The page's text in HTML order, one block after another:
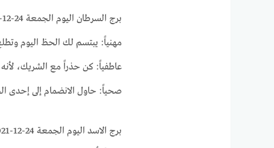
برج السرطان اليوم الجمعة 24-12-2021 ماغي فرح على الصعيد المهني و العاطفي والصحي
مهنياً: يبتسم لك الحظ اليوم
عاطفياً: كن حذراً مع الشريك،
صحياً: حاول الانضمام إلى إحدى
برج الاسد اليوم الجمعة 24-12-2021 ماغي فرح على الصعيد المهني و العاطفي والصحي